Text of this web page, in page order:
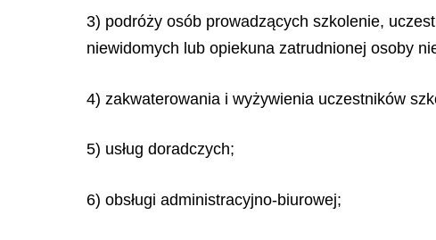
3) podróży osób prowadzących szkolenie,
niewidomych lub opiekuna zatrudnionej osoby
4) zakwaterowania i wyżywienia uczestników
5) usług doradczych;
6) obsługi administracyjno-biurowej;